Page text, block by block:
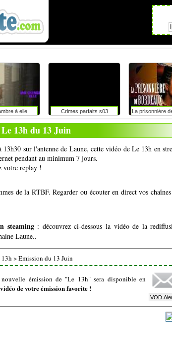
à elle Crimes parfaits s03 La prisonnière
Le 13h du 13 Juin
sur l'antenne de Laune, cette vidéo de Le 13h en
pendant au minimum 7 jours.
votre replay !
de la RTBF. Regarder ou écouter en direct vos
steaming: découvrez ci-dessous la vidéo de la
Laune..
>Emission du 13 Juin
émission de "Le 13h" sera disponible en
de votre émission favorite !